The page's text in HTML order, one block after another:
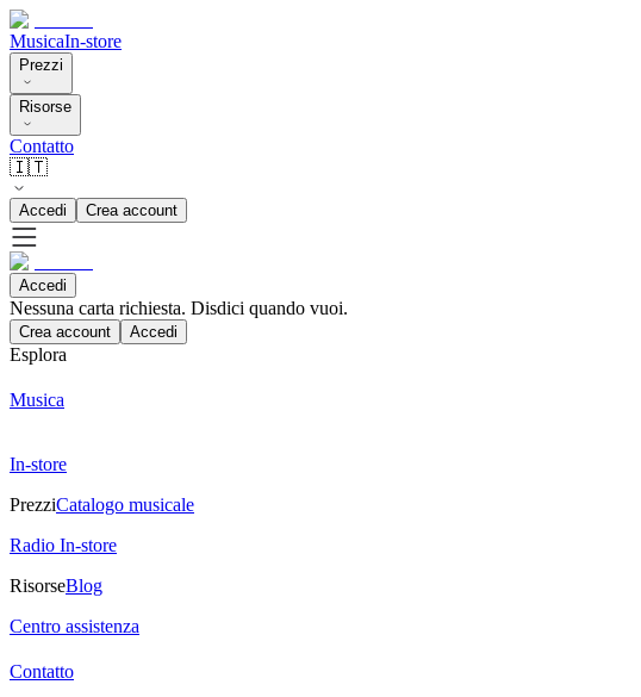
MusicaIn-store
Prezzi
Risorse
Contatto
🇮🇹
Accedi Crea account
Accedi
Nessuna carta richiesta. Disdici quando vuoi.
Crea account Accedi
Esplora
Musica
In-store
PrezziCatalogo musicale
Radio In-store
RisorseBlog
Centro assistenza
Contatto